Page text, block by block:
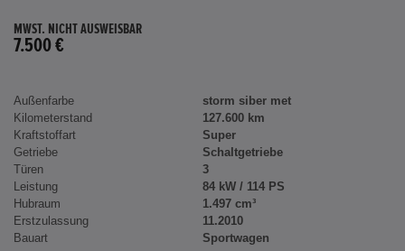
MWST. NICHT AUSWEISBAR
7.500 €
Außenfarbe
storm siber met
Kilometerstand
127.600 km
Kraftstoffart
Super
Getriebe
Schaltgetriebe
Türen
3
Leistung
84 kW / 114 PS
Hubraum
1.497 cm³
Erstzulassung
11.2010
Bauart
Sportwagen